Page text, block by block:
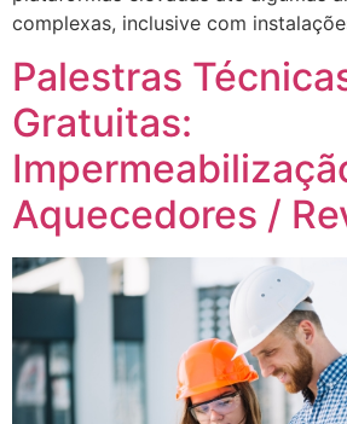
complexas, inclusive com
Palestras
Gratuitas:
Aquecedores /